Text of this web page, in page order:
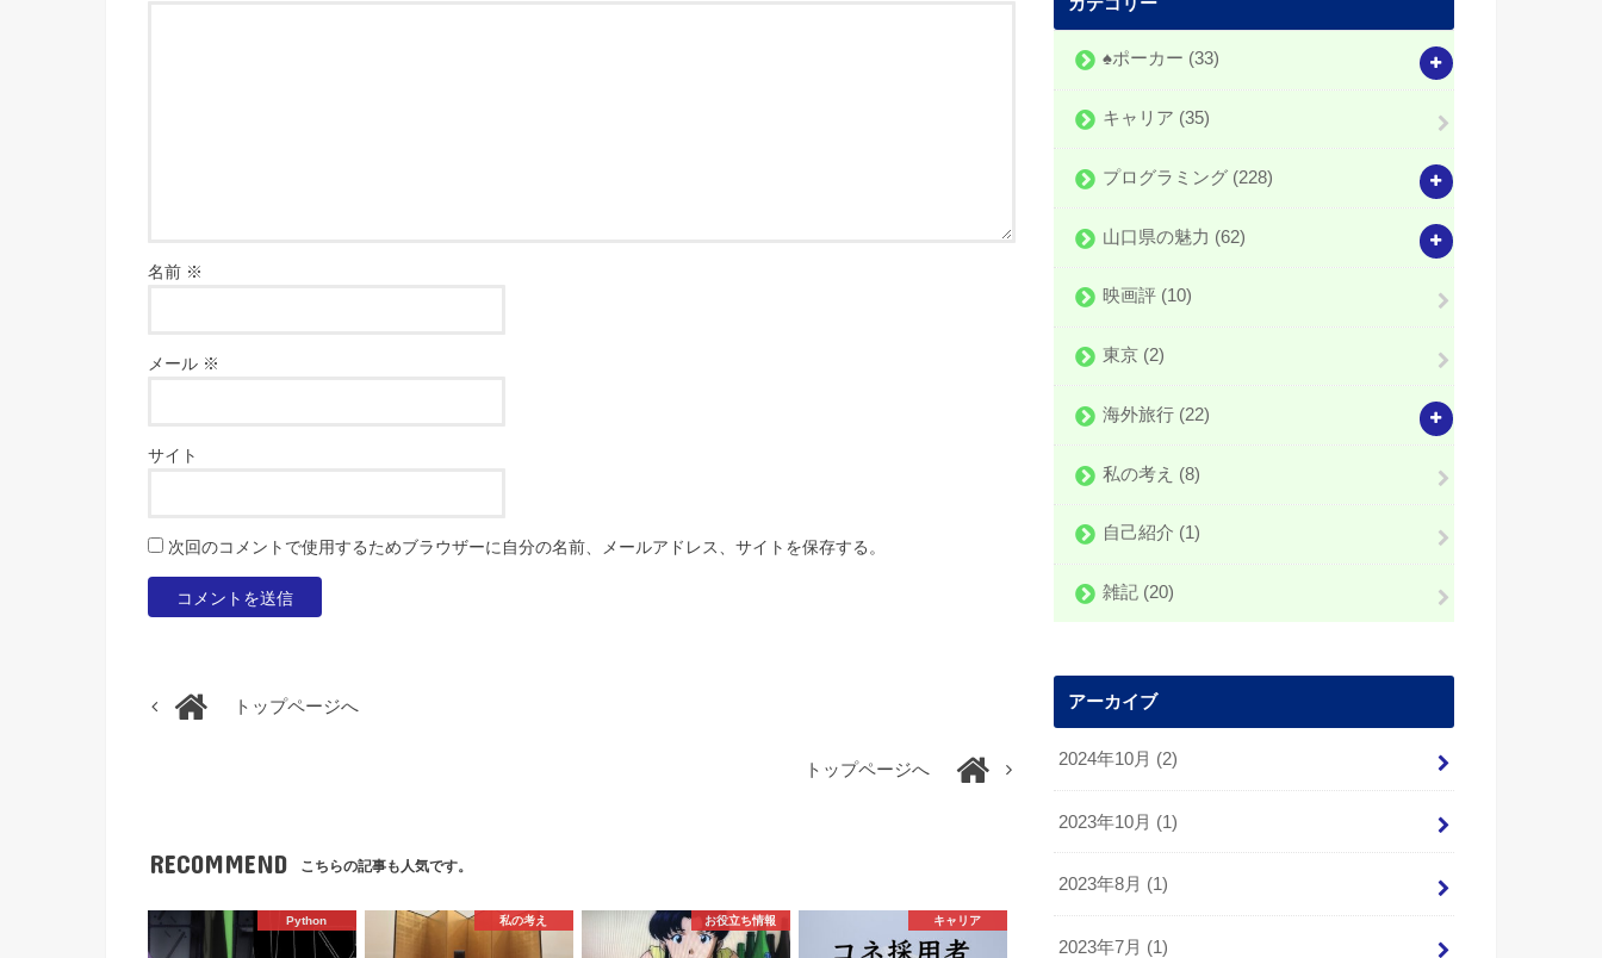
名前 ※
メール ※
サイト
次回のコメントで使用するためブラウザーに自分の名前、メールアドレス、サイトを保存する。
トップページへ
トップページへ
RECOMMEND こちらの記事も人気です。
Python 私の考え お役立ち情報 キャリア
♠️ポーカー (33)
キャリア (35)
プログラミング (228)
山口県の魅力 (62)
映画評 (10)
東京 (2)
海外旅行 (22)
私の考え (8)
自己紹介 (1)
雑記 (20)
アーカイブ
2024年10月 (2)
2023年10月 (1)
2023年8月 (1)
2023年7月 (1)